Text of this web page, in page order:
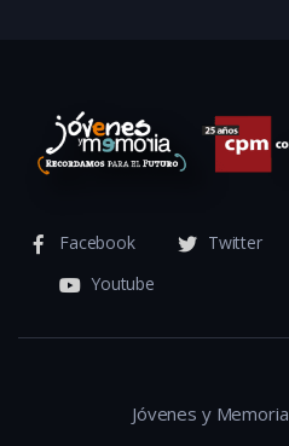
Facebook Twitter
Youtube
Jóvenes y Memoria